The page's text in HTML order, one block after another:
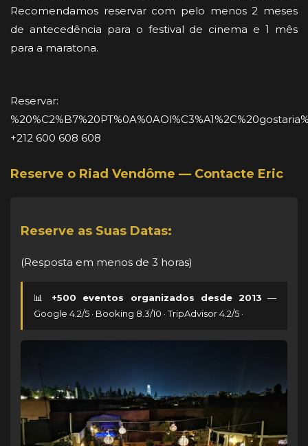
Recomendamos reservar com pelo menos 2 meses
de antecedência para o festival de cinema e 1 mês
para a maratona.
Reservar:
+212 600 608 608
Reserve o Riad Vendôme — Contacte Eric
Reserve as Suas Datas:
(Resposta em menos de 3 horas)
📊 +500 eventos organizados desde 2013 —
Google 4.2/5 · Booking 8.3/10 · TripAdvisor 4.2/5 ·